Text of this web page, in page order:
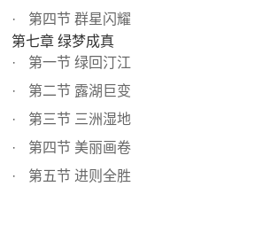
第四节 群星闪耀
第七章 绿梦成真
第一节 绿回汀江
第二节 露湖巨变
第三节 三洲湿地
第四节 美丽画卷
第五节 进则全胜